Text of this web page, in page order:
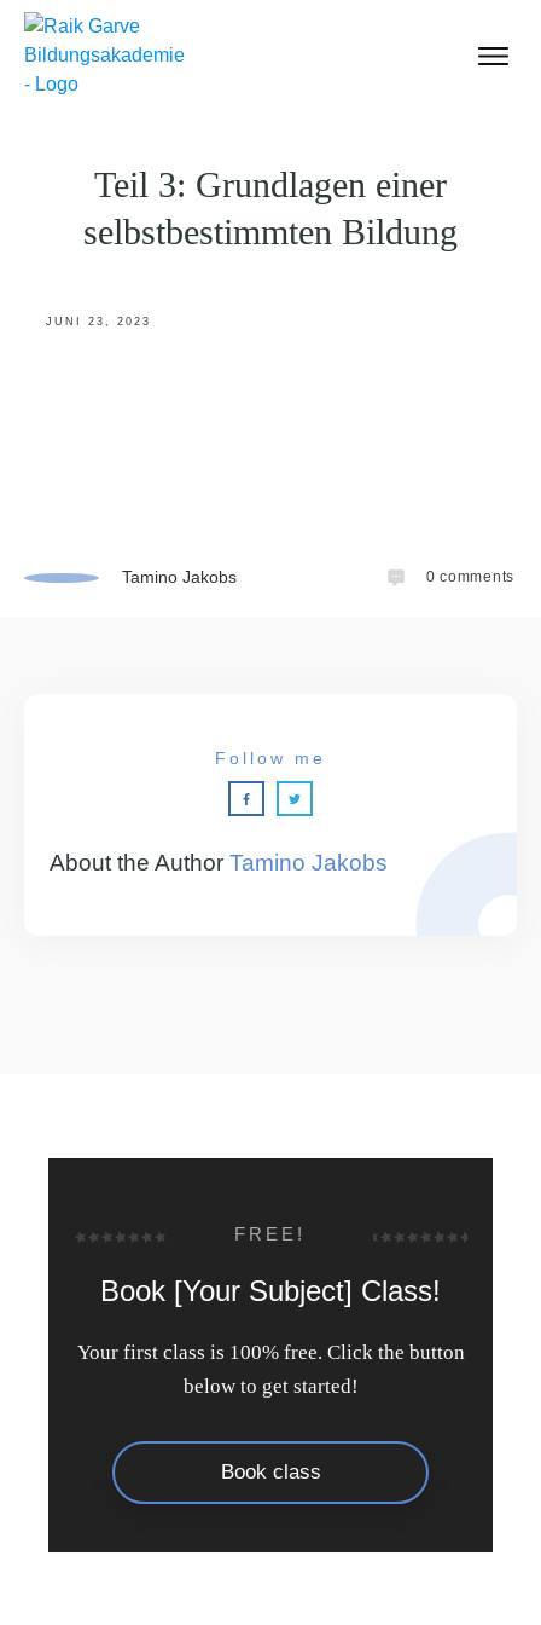
Teil 3: Grundlagen einer
selbstbestimmten Bildung
JUNI 23, 2023
Tamino Jakobs 0 comments
About the Author Tamino Jakobs
Follow me
FREE!
Book [Your Subject] Class!
Your first class is 100% free. Click the button
below to get started!
Book class